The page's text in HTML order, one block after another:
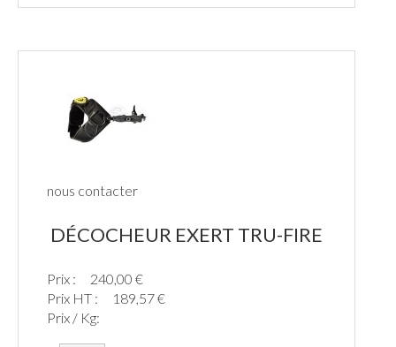
nous contacter
DÉCOCHEUR EXERT TRU-FIRE
Prix :
240,00 €
Prix HT :
189,57 €
Prix / Kg: